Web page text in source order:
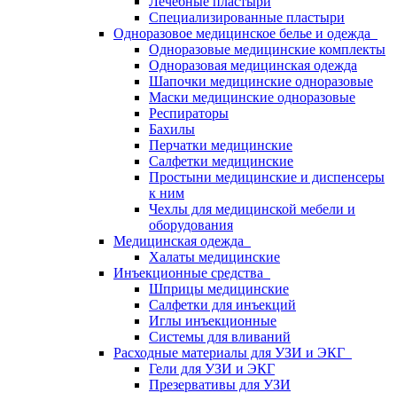
Специализированные пластыри
Одноразовое медицинское белье и одежда
Одноразовые медицинские комплекты
Одноразовая медицинская одежда
Шапочки медицинские одноразовые
Маски медицинские одноразовые
Респираторы
Бахилы
Перчатки медицинские
Салфетки медицинские
Простыни медицинские и диспенсеры
к ним
Чехлы для медицинской мебели и
оборудования
Медицинская одежда
Халаты медицинские
Инъекционные средства
Шприцы медицинские
Салфетки для инъекций
Иглы инъекционные
Системы для вливаний
Расходные материалы для УЗИ и ЭКГ
Гели для УЗИ и ЭКГ
Презервативы для УЗИ